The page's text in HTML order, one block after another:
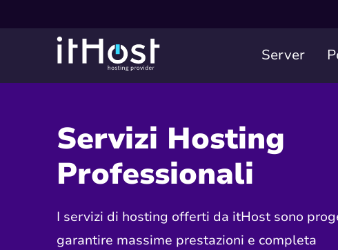
Server
Servizi Hosting
Professionali
I servizi di hosting offerti da itHost sono
garantire massime prestazioni e completa